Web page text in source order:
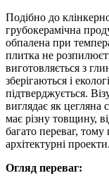
Подібно до
грубокерамічна
обпалена при
плитка не
виготовляється з
зберігаються і
підтверджується.
виглядає як цегляна
має різну товщину,
багато переваг,
архітектурні проекти.
Огляд переваг: